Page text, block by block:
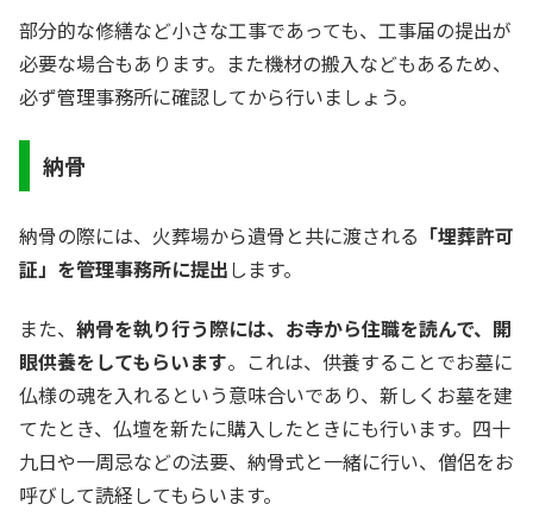
部分的な修繕など小さな工事であっても、工事届の提出が
必要な場合もあります。また機材の搬入などもあるため、
必ず管理事務所に確認してから行いましょう。
納骨
納骨の際には、火葬場から遺骨と共に渡される 「埋葬許可
証」を管理事務所に提出します。
また、 納骨を執り行う際には、お寺から住職を読んで、開
眼供養をしてもらいます。これは、供養することでお墓に
仏様の魂を入れるという意味合いであり、新しくお墓を建
てたとき、仏壇を新たに購入したときにも行います。四十
九日や一周忌などの法要、納骨式と一緒に行い、僧侶をお
呼びして読経してもらいます。